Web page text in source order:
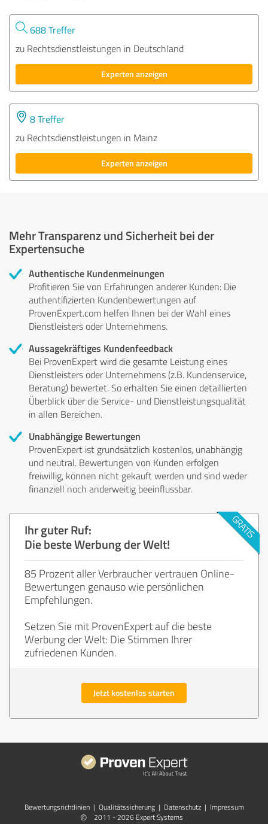
688 Treffer
zu Rechtsdienstleistungen in Deutschland
Experten anzeigen
8 Treffer
zu Rechtsdienstleistungen in Mainz
Experten anzeigen
Mehr Transparenz und Sicherheit bei der
Expertensuche
Authentische Kundenmeinungen
Profitieren Sie von Erfahrungen anderer Kunden: Die
authentifizierten Kundenbewertungen auf
ProvenExpert.com helfen Ihnen bei der Wahl eines
Dienstleisters oder Unternehmens.
Aussagekräftiges Kundenfeedback
Bei ProvenExpert wird die gesamte Leistung eines
Dienstleisters oder Unternehmens (z.B. Kundenservice,
Beratung) bewertet. So erhalten Sie einen detaillierten
Überblick über die Service- und Dienstleistungsqualität
in allen Bereichen.
Unabhängige Bewertungen
ProvenExpert ist grundsätzlich kostenlos, unabhängig
und neutral. Bewertungen von Kunden erfolgen
freiwillig, können nicht gekauft werden und sind weder
finanziell noch anderweitig beeinflussbar.
Ihr guter Ruf:
Die beste Werbung der Welt!
85 Prozent aller Verbraucher vertrauen Online-
Bewertungen genauso wie persönlichen
Empfehlungen.
Setzen Sie mit ProvenExpert auf die beste
Werbung der Welt: Die Stimmen Ihrer
zufriedenen Kunden.
Jetzt kostenlos starten
Bewertungs­richtlinien | Qualitätssicherung | Datenschutz | Impressum
©
2011 - 2026 Expert Systems